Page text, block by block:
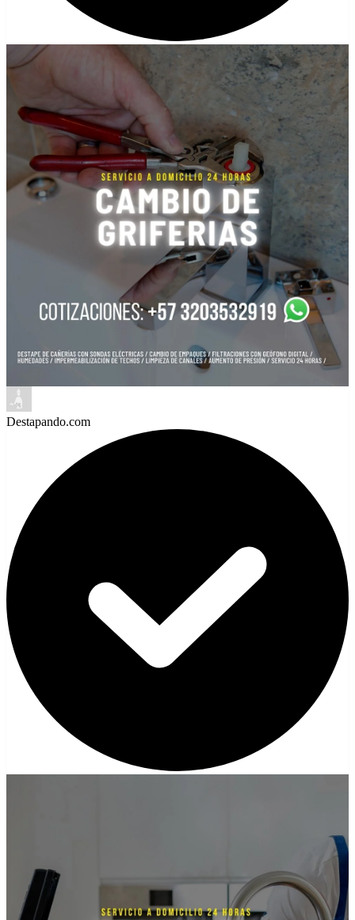
Destapando.com